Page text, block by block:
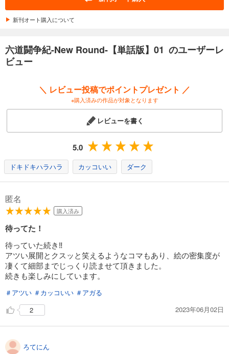
六道闘争紀-New Round-【単話版】13
あらすじを表示する
六道闘争紀-New Round-【単話版】14
円 (税込)
あらすじを表示する
132円 (税込)
あらすじを表示する
六道闘争紀-New Round-【単話版】16
165
円 (税込)
あらすじを表示する
新刊オート購入について
六道闘争紀-New Round-【単話版】01 のユーザーレ
ビュー
＼ レビュー投稿でポイントプレゼント ／
※購入済みの作品が対象となります
レビューを書く
5.0
ドキドキハラハラ カッコいい ダーク
匿名
購入済み
待ってた！
待っていた続き‼️
アツい展開とクスッと笑えるようなコマもあり、絵の密集度が
凄くて細部までじっくり読ませて頂きました。
続きも楽しみにしています。
＃アツい ＃カッコいい ＃アガる
2
2023年06月02日
ろてにん